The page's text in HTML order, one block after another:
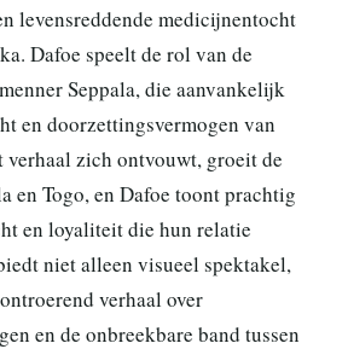
levensreddende medicijnentocht
Dafoe speelt de rol van de
Seppala, die aanvankelijk
en doorzettingsvermogen van
verhaal zich ontvouwt, groeit de
en Togo, en Dafoe toont prachtig
en loyaliteit die hun relatie
niet alleen visueel spektakel,
verhaal over
en de onbreekbare band tussen